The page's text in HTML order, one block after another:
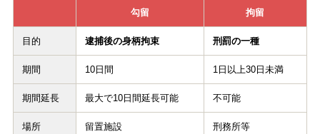
勾留 拘留
目的 逮捕後の身柄拘束 刑罰の一種
期間 10日間 1日以上30日未満
期間延長 最大で10日間延長可能 不可能
場所 留置施設 刑務所等